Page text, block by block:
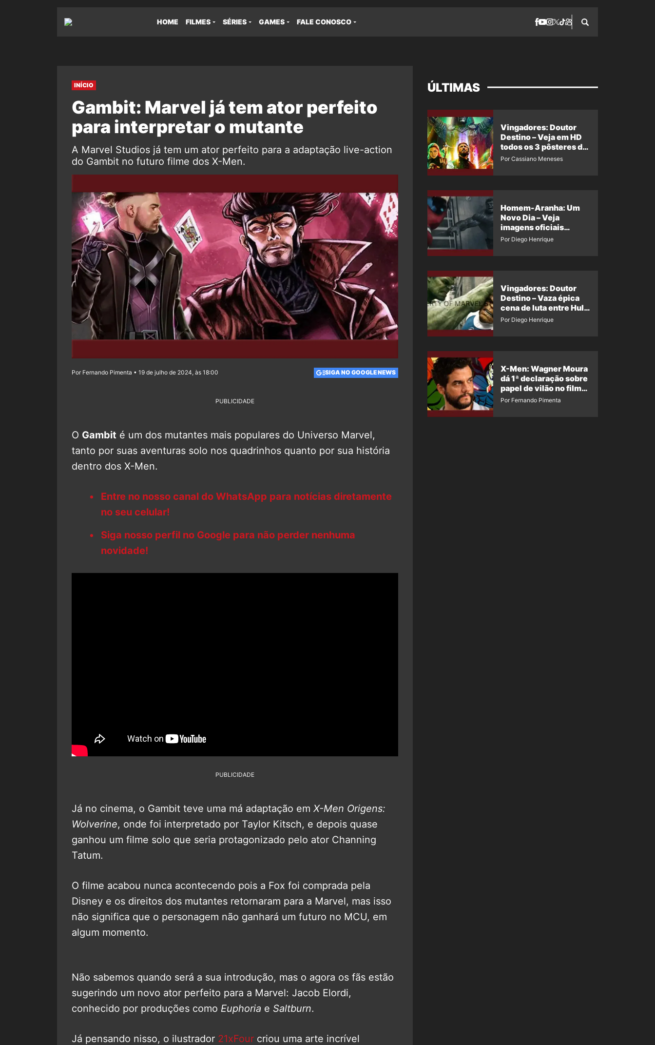
HOME FILMES SÉRIES GAMES FALE CONOSCO
INÍCIO
Gambit: Marvel já tem ator perfeito
para interpretar o mutante
A Marvel Studios já tem um ator perfeito para a adaptação live-action
do Gambit no futuro filme dos X-Men.
Por Fernando Pimenta • 19 de julho de 2024, às 18:00 SIGA NO GOOGLE NEWS
PUBLICIDADE
O Gambit é um dos mutantes mais populares do Universo Marvel,
tanto por suas aventuras solo nos quadrinhos quanto por sua história
dentro dos X-Men.
Entre no nosso canal do WhatsApp para notícias diretamente
no seu celular!
Siga nosso perfil no Google para não perder nenhuma
novidade!
PUBLICIDADE
Já no cinema, o Gambit teve uma má adaptação em X-Men Origens:
Wolverine, onde foi interpretado por Taylor Kitsch, e depois quase
ganhou um filme solo que seria protagonizado pelo ator Channing
Tatum.
O filme acabou nunca acontecendo pois a Fox foi comprada pela
Disney e os direitos dos mutantes retornaram para a Marvel, mas isso
não significa que o personagem não ganhará um futuro no MCU, em
algum momento.
Não sabemos quando será a sua introdução, mas o agora os fãs estão
sugerindo um novo ator perfeito para a Marvel: Jacob Elordi,
conhecido por produções como Euphoria e Saltburn.
Já pensando nisso, o ilustrador 21xFour criou uma arte incrível
ÚLTIMAS
Vingadores: Doutor
Destino – Veja em HD
todos os 3 pôsteres de
‘Doomsday’ + 1 imagem
Por Cassiano Meneses
Homem-Aranha: Um
Novo Dia – Veja
imagens oficiais
descartadas do Hulk
Por Diego Henrique
Vingadores: Doutor
Destino – Vaza épica
cena de luta entre Hulk
e o Coisa
Por Diego Henrique
X-Men: Wagner Moura
dá 1ª declaração sobre
papel de vilão no filme
da Marvel
Por Fernando Pimenta